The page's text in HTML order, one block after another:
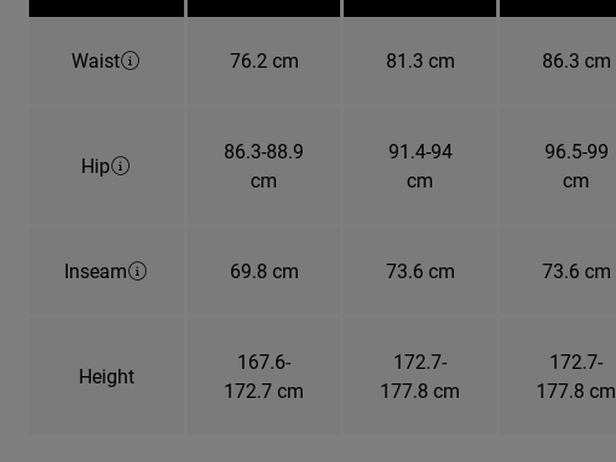
Waist 76.2 cm 81.3 cm 86.3 cm
Hip
86.3-88.9
cm
91.4-94
cm
96.5-99
cm
Inseam 69.8 cm 73.6 cm 73.6 cm
Height
167.6-
172.7 cm
172.7-
177.8 cm
172.7-
177.8 cm